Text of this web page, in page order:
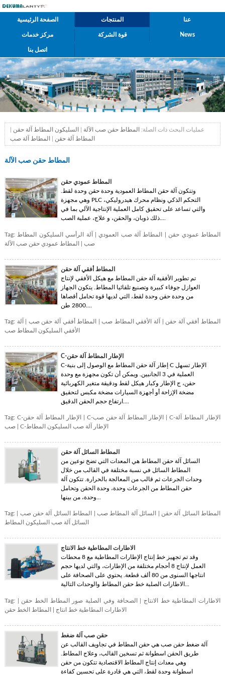
الصفحة الرئيسية المنتجات عنا
مركز خدمات قوة الشركة News
اتصل بنا
عمليات البحث ذات الصلة: المطاط حقن صب الآلة السليكون المطاط آلة حقن
المطاط آلة حقن
المطاط آلة صب
المطاط حقن صب الآلة
المطاط عمودي حقن
وتتكون آلة حقن المطاط العمودية وحدة حقن وحدة لقط.
وهي مجهزة PLC التحكم الذكي ونظام محرك هيدروليكي،
والتي تساعد على تحقيق كامل العملية الإنتاجية الآلي بما في
ذلك ذوبان، والحقن، و علاج، عملية الصب....
Tag: المطاط عمودي حقن المطاط آلة صب العمودي
آلة الرأسي السليكون المطاط
صب
المطاط عمودي حقن صب الآلة
المطاط أفقي آلة حقن
تم تطوير الأفقية آلة حقن المطاط مع هيكل الأفقي لإنتاج
العوازل جوفاء كبيرة وتصنيع تلقائيا المطاط. يتكون الجهاز
من وحدة حقن وحدة لقط، التي لديها قوة تحامل أقصاها
2800 طن....
Tag: المطاط أفقي آلة حقن آلة الأفقي المطاط صب| المطاط أفقي آلة حقن صب
آلة
الأفقي السليكون المطاط صب
C-الإطار المطاط آلة حقن
C-إطار آلة حقن المطاط مع الوصول إلى بنية C الإطار تسهل
العملية في 3 الجانبين. ويمكن أن تكون مجهزة مع وحدة
حقن، ج الإطار وكبار هيكل لقط ودقيقة متغير الكهربائية
مضخة الإزاحة أو أجهزة السيارات مضخة مكبس لتحقيق
ارتفاع حجم الحقن الدقيق....
Tag: C-الإطار المطاط آلة حقن C-الإطار المطاط آلة حقن صب |C-الإطار المطاط آلة
صب| C-الإطار آلة صب السليكون المطاط
المطاط السائل آلة حقن
السائل آلة حقن المطاط هي المعدات التي تضخ نوعين من
المطاط السائل في نسبة مختلفة في القالب من خلال
وحدات الجرعات ثم قالب من المعالجة بالحرارة. تتكون آلة
حقن المطاط من الجرعات وحدة، وحدة الحقن وتحامل
وحدة، من بينها...
Tag: المطاط السائل آلة حقن السائل آلة المطاط صب| المطاط السائل آلة حقن صب
السائل آلة صب السليكون المطاط
الاطارات المطاطية خط الانتاج
وقد تم تجهيز خط إنتاج الإطارات المطاطية مع 8 محطات
العمل لإنتاج 8 أحجام مختلفة من الإطارات، والتي لديها حجم
انتاجها السنوى من 80 ألف قطعة. يحتوي على الصحافة على
الاطارات الصلبة خط حقن المطاط والوحدات التالية...
Tag: الاطارات المطاطية خط الانتاج الصحافة وفي الصلبة صور المطاط الخط حقن
الاطارات المطاطية خط انتاج
المطاط الخط حقن
حقن صب آلة ضغط
آلة ضغط حقن صب هي حقن المطاط في تجاويف القالب عن
طريق الحقن اسطوانة ثم تسخين القالب، وعلاج المطاط.
وهي معدات إنتاج المطاط الاقتصادية تتكون من حقن
اسطوانة وحدة لقط، التي هي قادرة على تحسين كفاءة